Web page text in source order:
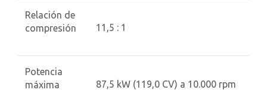
Relación de
compresión
11,5 : 1
Potencia
máxima
87,5 kW (119,0 CV) a 10.000 rpm